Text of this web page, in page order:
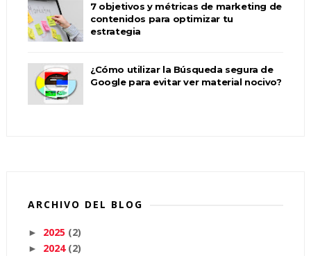
7 objetivos y métricas de marketing de
contenidos para optimizar tu
estrategia
¿Cómo utilizar la Búsqueda segura de
Google para evitar ver material nocivo?
ARCHIVO DEL BLOG
► 2025 (2)
► 2024 (2)